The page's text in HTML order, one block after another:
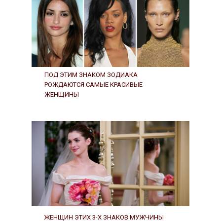
ПОД ЭТИМ ЗНАКОМ ЗОДИАКА
РОЖДАЮТСЯ САМЫЕ КРАСИВЫЕ
ЖЕНЩИНЫ
ЖЕНЩИН ЭТИХ 3-Х ЗНАКОВ МУЖЧИНЫ